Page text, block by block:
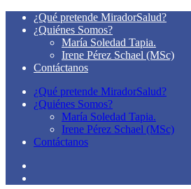
¿Qué pretende MiradorSalud?
¿Quiénes Somos?
María Soledad Tapia.
Irene Pérez Schael (MSc)
Contáctanos
¿Qué pretende MiradorSalud?
¿Quiénes Somos?
María Soledad Tapia.
Irene Pérez Schael (MSc)
Contáctanos